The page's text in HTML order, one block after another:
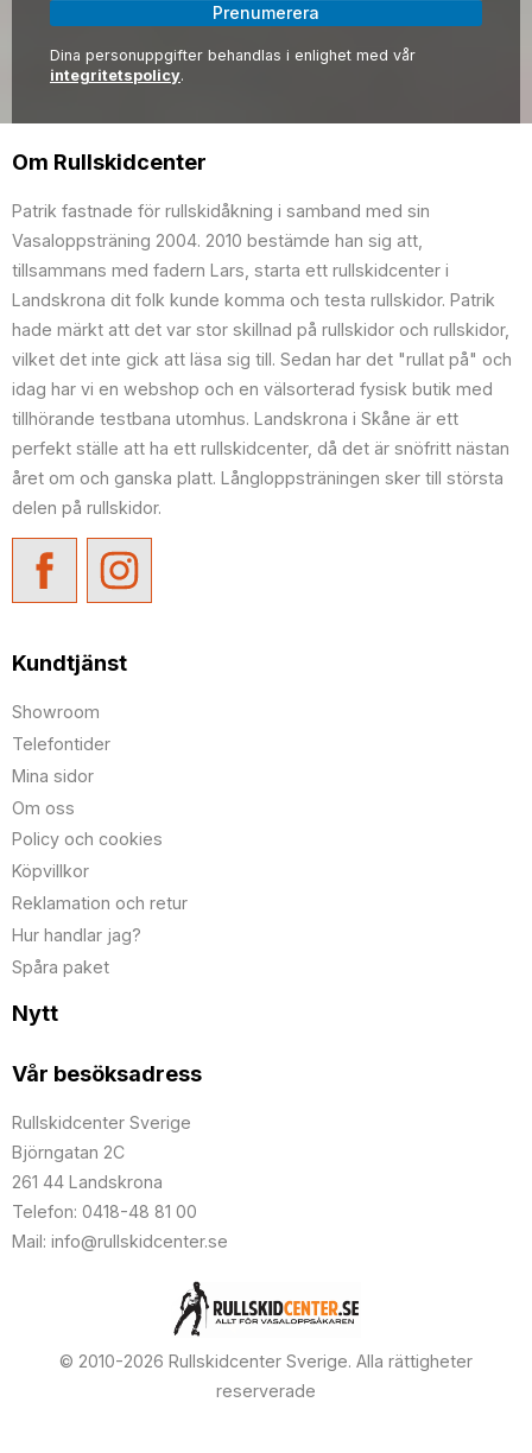
Prenumerera
Dina personuppgifter behandlas i enlighet med vår
integritetspolicy.
Om Rullskidcenter
Patrik fastnade för rullskidåkning i samband med sin
Vasaloppsträning 2004. 2010 bestämde han sig att,
tillsammans med fadern Lars, starta ett rullskidcenter i
Landskrona dit folk kunde komma och testa rullskidor. Patrik
hade märkt att det var stor skillnad på rullskidor och rullskidor,
vilket det inte gick att läsa sig till. Sedan har det "rullat på" och
idag har vi en webshop och en välsorterad fysisk butik med
tillhörande testbana utomhus. Landskrona i Skåne är ett
perfekt ställe att ha ett rullskidcenter, då det är snöfritt nästan
året om och ganska platt. Långloppsträningen sker till största
delen på rullskidor.
Kundtjänst
Showroom
Telefontider
Mina sidor
Om oss
Policy och cookies
Köpvillkor
Reklamation och retur
Hur handlar jag?
Spåra paket
Nytt
Vår besöksadress
Rullskidcenter Sverige
Björngatan 2C
261 44 Landskrona
Telefon: 0418-48 81 00
Mail: info@rullskidcenter.se
© 2010-2026 Rullskidcenter Sverige. Alla rättigheter
reserverade